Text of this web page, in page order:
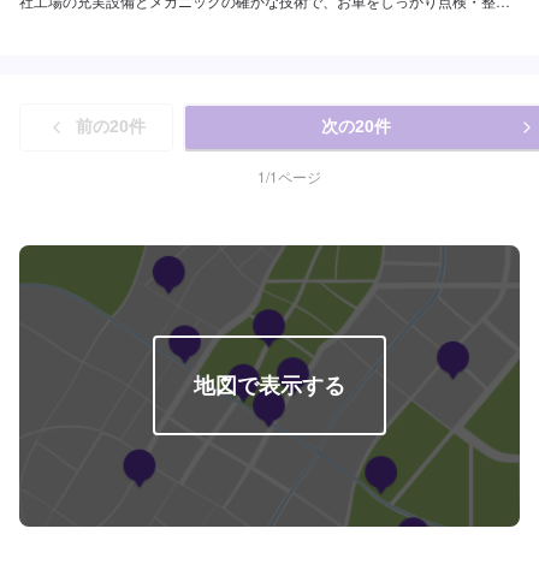
前の20件 次の20件
1/1ページ
地図で表示する